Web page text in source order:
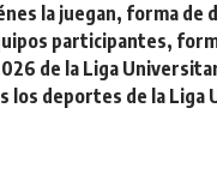
la juegan, forma de
participantes,
de la Liga
los deportes de la